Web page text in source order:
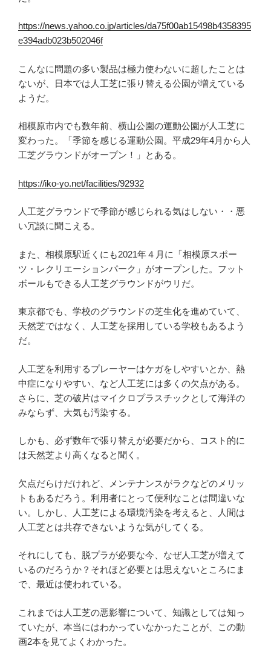
https://news.yahoo.co.jp/articles/da75f00ab15498b4358395
e394adb023b502046f
こんなに問題の多い製品は極力使わないに超したことは
ないが、日本では人工芝に張り替える公園が増えている
ようだ。
相模原市内でも数年前、横山公園の運動公園が人工芝に
変わった。「季節を感じる運動公園。平成29年4月から人
工芝グラウンドがオープン！」とある。
https://iko-yo.net/facilities/92932
人工芝グラウンドで季節が感じられる気はしない・・悪
い冗談に聞こえる。
また、相模原駅近くにも2021年４月に「相模原スポー
ツ・レクリエーションパーク」がオープンした。フット
ボールもできる人工芝グラウンドがウリだ。
東京都でも、学校のグラウンドの芝生化を進めていて、
天然芝ではなく、人工芝を採用している学校もあるよう
だ。
人工芝を利用するプレーヤーはケガをしやすいとか、熱
中症になりやすい、など人工芝には多くの欠点がある。
さらに、芝の破片はマイクロプラスチックとして海洋の
みならず、大気も汚染する。
しかも、必ず数年で張り替えが必要だから、コスト的に
は天然芝より高くなると聞く。
欠点だらけだけれど、メンテナンスがラクなどのメリッ
トもあるだろう。利用者にとって便利なことは間違いな
い。しかし、人工芝による環境汚染を考えると、人間は
人工芝とは共存できないような気がしてくる。
それにしても、脱プラが必要な今、なぜ人工芝が増えて
いるのだろうか？それほど必要とは思えないところにま
で、最近は使われている。
これまでは人工芝の悪影響について、知識としては知っ
ていたが、本当にはわかっていなかったことが、この動
画2本を見てよくわかった。